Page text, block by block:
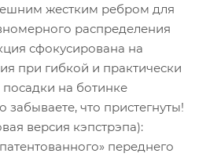
жестким ребром для
распределения
сфокусирована на
при гибкой и практически
на ботинке
забываете, что пристегнуты!
версия кэпстрэпа):
переднего